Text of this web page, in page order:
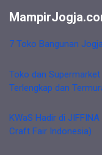
7 Toko Bangunan
Toko dan
Terlengkap dan
KWaS Hadir di
Craft Fair Indonesia)